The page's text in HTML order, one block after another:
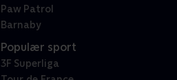
Paw Patrol
Barnaby
Populær sport
3F Superliga